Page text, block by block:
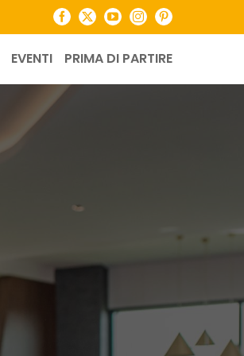
Facebook
X YouTubeInstagramPinterest
EVENTI PRIMA DI PARTIRE